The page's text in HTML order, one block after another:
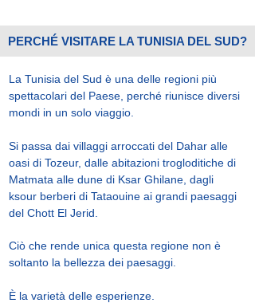
PERCHÉ VISITARE LA TUNISIA DEL SUD?
La Tunisia del Sud è una delle regioni più
spettacolari del Paese, perché riunisce diversi
mondi in un solo viaggio.
Si passa dai villaggi arroccati del Dahar alle
oasi di Tozeur, dalle abitazioni trogloditiche di
Matmata alle dune di Ksar Ghilane, dagli
ksour berberi di Tataouine ai grandi paesaggi
del Chott El Jerid.
Ciò che rende unica questa regione non è
soltanto la bellezza dei paesaggi.
È la varietà delle esperienze.